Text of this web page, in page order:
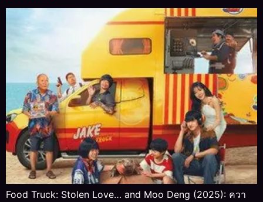
Food Truck: Stolen Love… and Moo Deng (2025): ควา